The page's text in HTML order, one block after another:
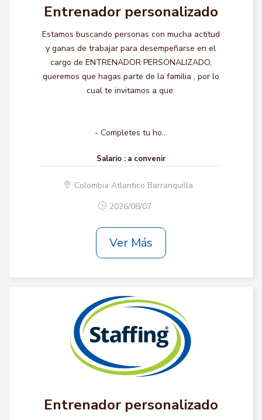
Entrenador personalizado
Estamos buscando personas con mucha actitud
y ganas de trabajar para desempeñarse en el
cargo de ENTRENADOR PERSONALIZADO,
queremos que hagas parte de la familia , por lo
cual te invitamos a que:
- Completes tu ho...
Salario : a convenir
Colombia Atlantico Barranquilla
2026/08/07
Ver Más
Entrenador personalizado